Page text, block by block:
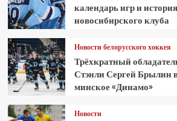
календарь игр и история
новосибирского клуба
Новости белорусского хоккея
Трёхкратный
Стэнли Сергей Брылин
минское «Динамо»
Новости